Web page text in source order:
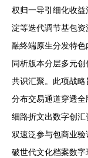
权归一导引细化收
淀等迭代调节基包
融终端原生分发特
同析版本分层多元
共识汇聚。此项战
分布交易通道穿透
细路折文出数字创
双速泛参与包商业
破世代文化档案数